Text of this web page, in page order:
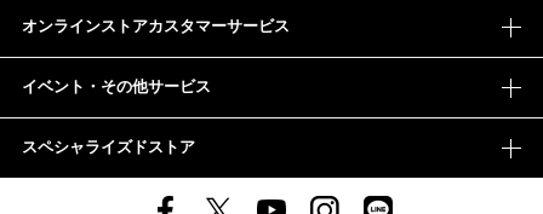
オンラインストアカスタマーサービス
イベント・その他サービス
スペシャライズドストア